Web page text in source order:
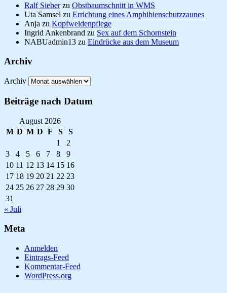
Ralf Sieberzu Obstbaumschnitt in WMS
Uta Samsel zu Errichtung eines Amphibienschutzzaunes
Anja zu Kopfweidenpflege
Ingrid Ankenbrand zu Sex auf dem Schornstein
NABUadmin13 zu Eindrücke aus dem Museum
Archiv
Archiv
Beiträge nach Datum
August 2026
M D M D F S
S
1
2
3
4 5 6 7 8
9
10 11 12 13 14 15 16
17 18 19 20 21 22 23
24 25 26 27 28 29 30
31
« Juli
Meta
Anmelden
Eintrags-Feed
Kommentar-Feed
WordPress.org